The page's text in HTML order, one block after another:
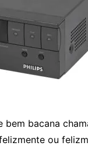
bacana
ou